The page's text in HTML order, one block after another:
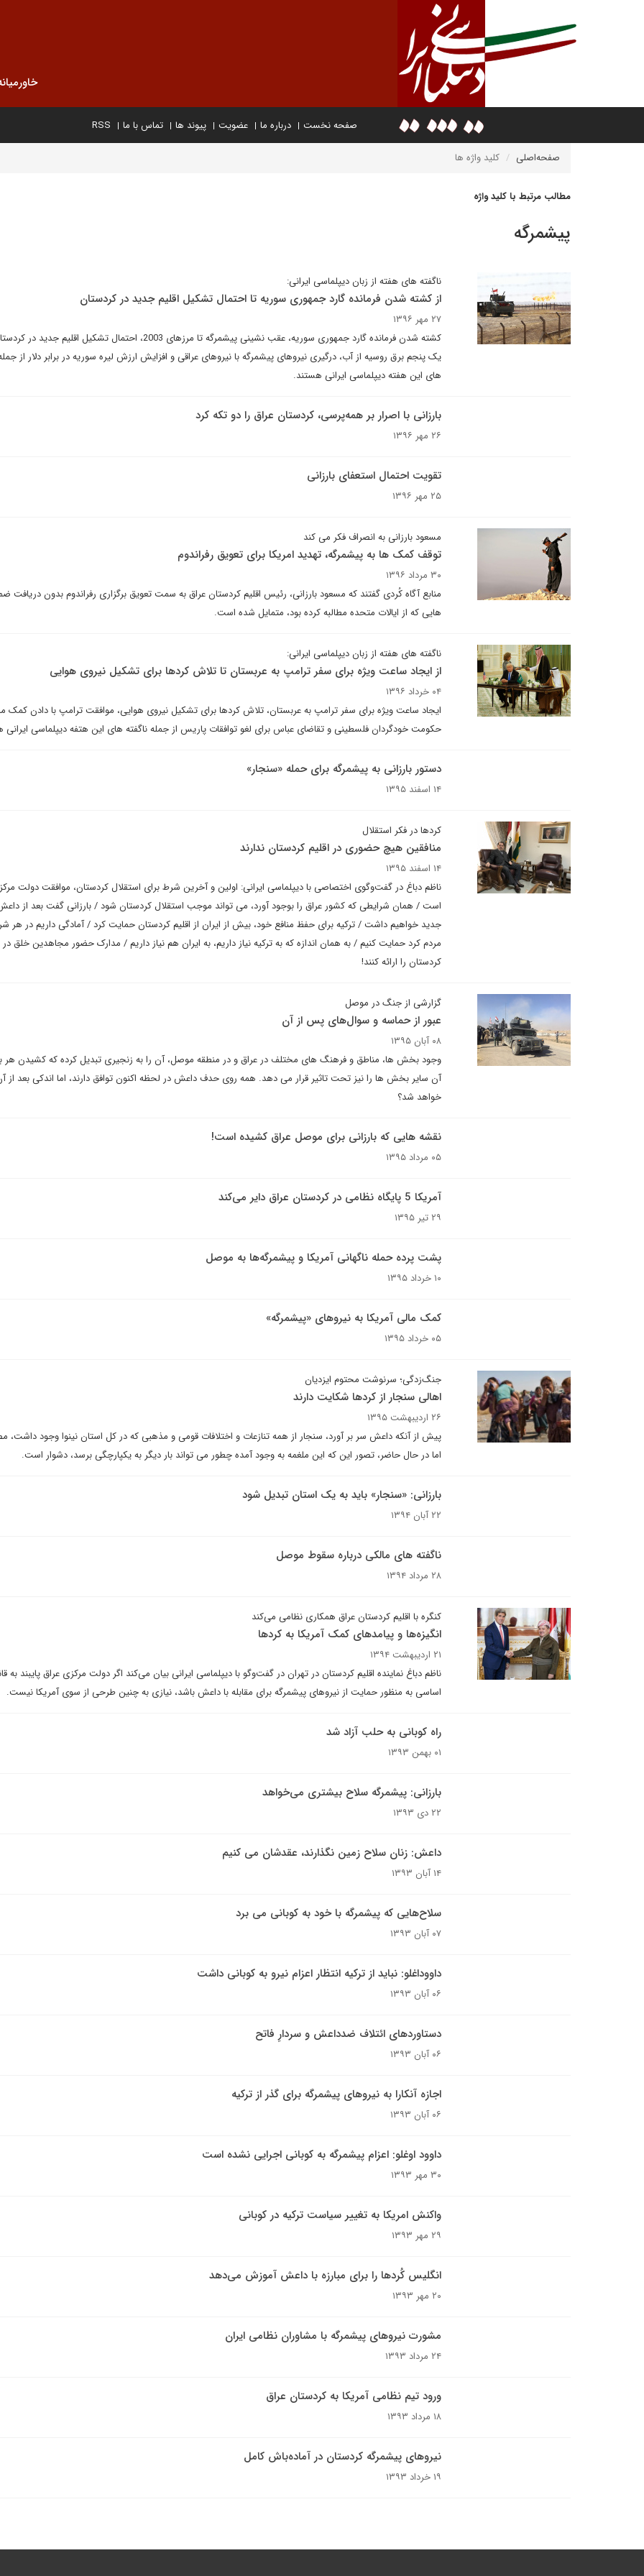
صفحه نخست درباره ما عضویت پیوند ها تماس با ما RSS
صفحه‌اصلی کلید واژه ها
مطالب مرتبط با کلید واژه
پیشمرگه
ناگفته های هفته از زبان دیپلماسی ایرانی:
از کشته شدن فرمانده گارد جمهوری سوریه تا احتمال تشکیل اقلیم جدید در کردستان
۲۷ مهر ۱۳۹۶
کشته شدن فرمانده گارد جمهوری سوریه، عقب نشینی پیشمرگه تا مرزهای 2003، احتمال تشکیل
یک پنجم برق روسیه از آب، درگیری نیروهای پیشمرگه با نیروهای عراقی و افزایش ارزش لیره سوریه در برابر دلار از
های این هفته دیپلماسی ایرانی هستند.
بارزانی با اصرار بر همه‌پرسی، کردستان عراق را دو تکه کرد
۲۶ مهر ۱۳۹۶
تقویت احتمال استعفای بارزانی
۲۵ مهر ۱۳۹۶
مسعود بارزانی به انصراف فکر می کند
توقف کمک ها به پیشمرگه، تهدید امریکا برای تعویق رفراندوم
۳۰ مرداد ۱۳۹۶
منابع آگاه کُردی گفتند که مسعود بارزانی، رئیس اقلیم کردستان عراق به سمت تعویق برگزاری رفراندوم بدون دریافت
هایی که از ایالات متحده مطالبه کرده بود، متمایل شده است.
ناگفته های هفته از زبان دیپلماسی ایرانی:
از ایجاد ساعت ویژه برای سفر ترامپ به عربستان تا تلاش کردها برای تشکیل نیروی هوایی
۰۴ خرداد ۱۳۹۶
ایجاد ساعت ویژه برای سفر ترامپ به عربستان، تلاش کردها برای تشکیل نیروی هوایی، موافقت ترامپ با دادن کمک
حکومت خودگردان فلسطینی و تقاضای عباس برای لغو توافقات پاریس از جمله ناگفته های این هتفه دیپلماسی
دستور بارزانی به پیشمرگه برای حمله «سنجار»
۱۴ اسفند ۱۳۹۵
کردها در فکر استقلال
منافقین هیچ حضوری در اقلیم کردستان ندارند
۱۴ اسفند ۱۳۹۵
ناظم دباغ در گفت‌وگوی اختصاصی با دیپلماسی ایرانی: اولین و آخرین شرط برای استقلال کردستان، موافقت دولت
است / همان شرایطی که کشور عراق را بوجود آورد، می تواند موجب استقلال کردستان شود / بارزانی گفت بعد از
جدید خواهیم داشت / ترکیه برای حفظ منافع خود، بیش از ایران از اقلیم کردستان حمایت کرد / آمادگی داریم در هر
مردم کرد حمایت کنیم / به همان اندازه که به ترکیه نیاز داریم، به ایران هم نیاز داریم / مدارک حضور مجاهدین خلق در
کردستان را ارائه کنند!
گزارشی از جنگ در موصل
عبور از حماسه و سوال‌های پس از آن
۰۸ آبان ۱۳۹۵
وجود بخش ها، مناطق و فرهنگ های مختلف در عراق و در منطقه موصل، آن را به زنجیری تبدیل کرده که کشیدن
آن سایر بخش ها را نیز تحت تاثیر قرار می دهد. همه روی حدف داعش در لحظه اکنون توافق دارند، اما اندکی بعد از
خواهد شد؟
نقشه هایی که بارزانی برای موصل عراق کشیده است!
۰۵ مرداد ۱۳۹۵
آمریکا 5 پایگاه نظامی در کردستان عراق دایر می‌کند
۲۹ تیر ۱۳۹۵
پشت پرده حمله ناگهانی آمریکا و پیشمرگه‌ها به موصل
۱۰ خرداد ۱۳۹۵
کمک مالی آمریکا به نیروهای «پیشمرگه»
۰۵ خرداد ۱۳۹۵
جنگ‌زدگی؛ سرنوشت محتوم ایزدیان
اهالی سنجار از کردها شکایت دارند
۲۶ اردیبهشت ۱۳۹۵
پیش از آنکه داعش سر بر آورد، سنجار از همه تنازعات و اختلافات قومی و مذهبی که در کل استان نینوا وجود داشت،
اما در حال حاضر، تصور این که این ملغمه به وجود آمده چطور می تواند بار دیگر به یکپارچگی برسد، دشوار است.
بارزانی: «سنجار» باید به یک استان تبدیل شود
۲۲ آبان ۱۳۹۴
ناگفته‌ های مالکی درباره سقوط موصل
۲۸ مرداد ۱۳۹۴
کنگره با اقلیم کردستان عراق همکاری نظامی می‌کند
انگیزه‌ها و پیامدهای کمک آمریکا به کردها
۲۱ اردیبهشت ۱۳۹۴
ناظم دباغ نماینده اقلیم کردستان در تهران در گفت‌وگو با دیپلماسی ایرانی بیان می‌کند اگر دولت مرکزی عراق پایبند به
اساسی به منظور حمایت از نیروهای پیشمرگه برای مقابله با داعش باشد، نیازی به چنین طرحی از سوی آمریکا نیست.
راه کوبانی به حلب آزاد شد
۰۱ بهمن ۱۳۹۳
بارزانی: پیشمرگه سلاح بیشتری می‌خواهد
۲۲ دی ۱۳۹۳
داعش: زنان سلاح زمین نگذارند، عقدشان می کنیم
۱۴ آبان ۱۳۹۳
سلاح‌هایی که پیشمرگه با خود به کوبانی می برد
۰۷ آبان ۱۳۹۳
داووداغلو: نباید از ترکیه انتظار اعزام نیرو به کوبانی داشت
۰۶ آبان ۱۳۹۳
دستاوردهای ائتلاف ضدداعش و سردارِ فاتح
۰۶ آبان ۱۳۹۳
اجازه آنکارا به نیروهای پیشمرگه برای گذر از ترکیه
۰۶ آبان ۱۳۹۳
داوود اوغلو: اعزام پیشمرگه به کوبانی اجرایی نشده است
۳۰ مهر ۱۳۹۳
واکنش امریکا به تغییر سیاست ترکیه در کوبانی
۲۹ مهر ۱۳۹۳
انگلیس کُردها را برای مبارزه با داعش آموزش می‌دهد
۲۰ مهر ۱۳۹۳
مشورت نیروهای پیشمرگه با مشاوران نظامی ایران
۲۴ مرداد ۱۳۹۳
ورود تیم نظامی آمریکا به کردستان عراق
۱۸ مرداد ۱۳۹۳
نیروهای پیشمرگه کردستان در آماده‌باش کامل
۱۹ خرداد ۱۳۹۳